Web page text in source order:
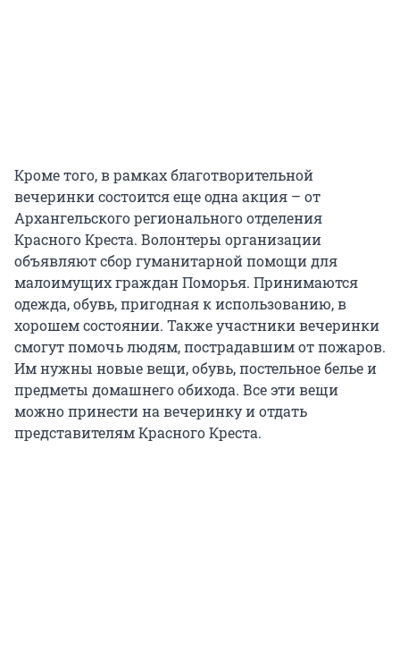
Кроме того, в рамках благотворительной
вечеринки состоится еще одна акция – от
Архангельского регионального отделения
Красного Креста. Волонтеры организации
объявляют сбор гуманитарной помощи для
малоимущих граждан Поморья. Принимаются
одежда, обувь, пригодная к использованию, в
хорошем состоянии. Также участники вечеринки
смогут помочь людям, пострадавшим от пожаров.
Им нужны новые вещи, обувь, постельное белье и
предметы домашнего обихода. Все эти вещи
можно принести на вечеринку и отдать
представителям Красного Креста.